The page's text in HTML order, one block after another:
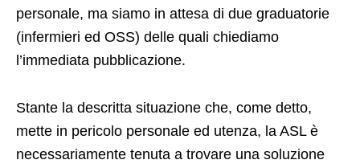
personale, ma siamo in attesa di due graduatorie
(infermieri ed OSS) delle quali chiediamo
l’immediata pubblicazione.
Stante la descritta situazione che, come detto,
mette in pericolo personale ed utenza, la ASL è
necessariamente tenuta a trovare una soluzione